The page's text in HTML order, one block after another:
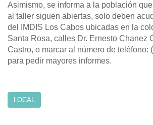
Asimismo, se informa a la población
al taller siguen abiertas, solo deben
del IMDIS Los Cabos ubicadas en la
Santa Rosa, calles Dr. Ernesto Chanez
Castro, o marcar al número de teléfono:
para pedir mayores informes.
LOCAL